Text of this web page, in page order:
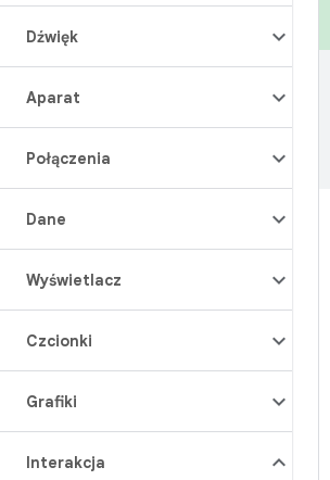
Dźwięk
Aparat
Połączenia
Dane
Wyświetlacz
Czcionki
Grafiki
Interakcja